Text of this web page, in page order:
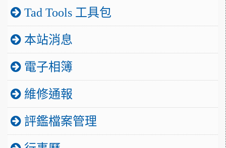
Tad Tools 工具包
本站消息
電子相簿
維修通報
評鑑檔案管理